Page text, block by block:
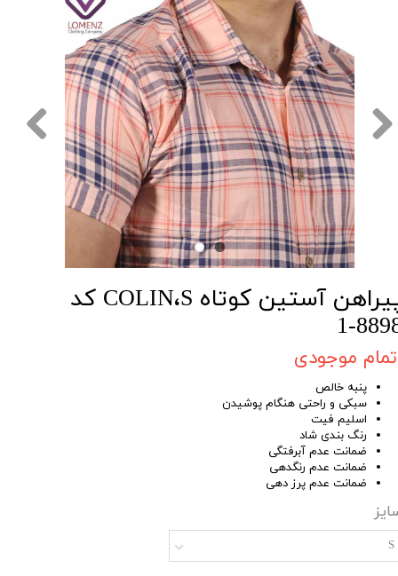
پیراهن آستین کوتاه COLIN،S کد
موجودی
پنبه خالص
سبکی و راحتی هنگام پوشیدن
اسلیم فیت
رنگ بندی شاد
ضمانت عدم آبرفتگی
ضمانت عدم رنگدهی
ضمانت عدم پرز دهی
S